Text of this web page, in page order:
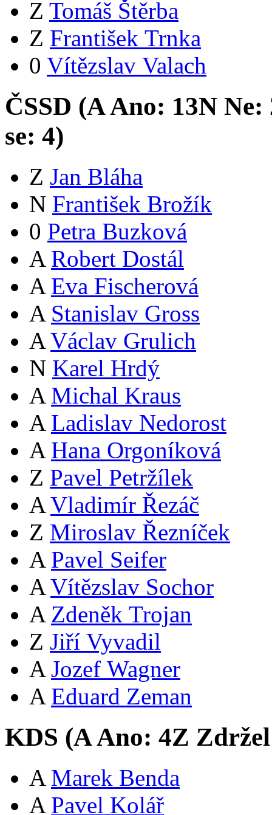
Z Tomáš Štěrba
Z František Trnka
0 Vítězslav Valach
ČSSD (AAno: 13N Ne:
se: 4)
Z Jan Bláha
N František Brožík
0 Petra Buzková
A Robert Dostál
A Eva Fischerová
A Stanislav Gross
A Václav Grulich
N Karel Hrdý
A Michal Kraus
A Ladislav Nedorost
A Hana Orgoníková
Z Pavel Petržílek
A Vladimír Řezáč
Z Miroslav Řezníček
A Pavel Seifer
A Vítězslav Sochor
A Zdeněk Trojan
Z Jiří Vyvadil
A Jozef Wagner
A Eduard Zeman
KDS (AAno: 4Z
A Marek Benda
A Pavel Kolář